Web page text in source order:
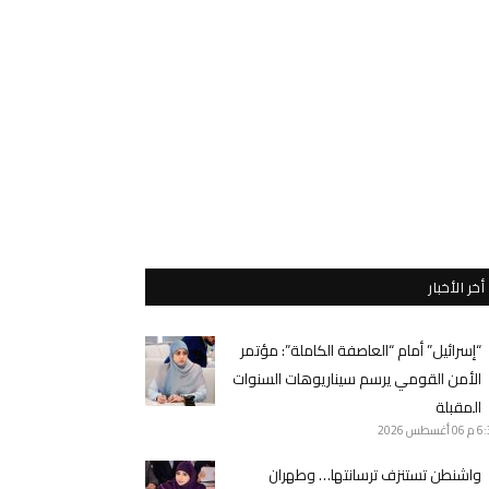
أخر الأخبار
“إسرائيل” أمام “العاصفة الكاملة”: مؤتمر
الأمن القومي يرسم سيناريوهات السنوات
المقبلة
م 06 أغسطس 2026
واشنطن تستنزف ترسانتها… وطهران